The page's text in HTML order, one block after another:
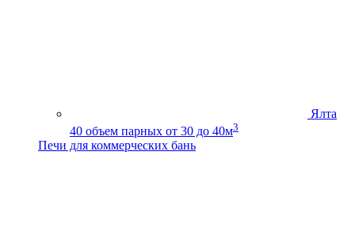
Ялта
40 объем парных от 30 до 40м3
Печи для коммерческих бань